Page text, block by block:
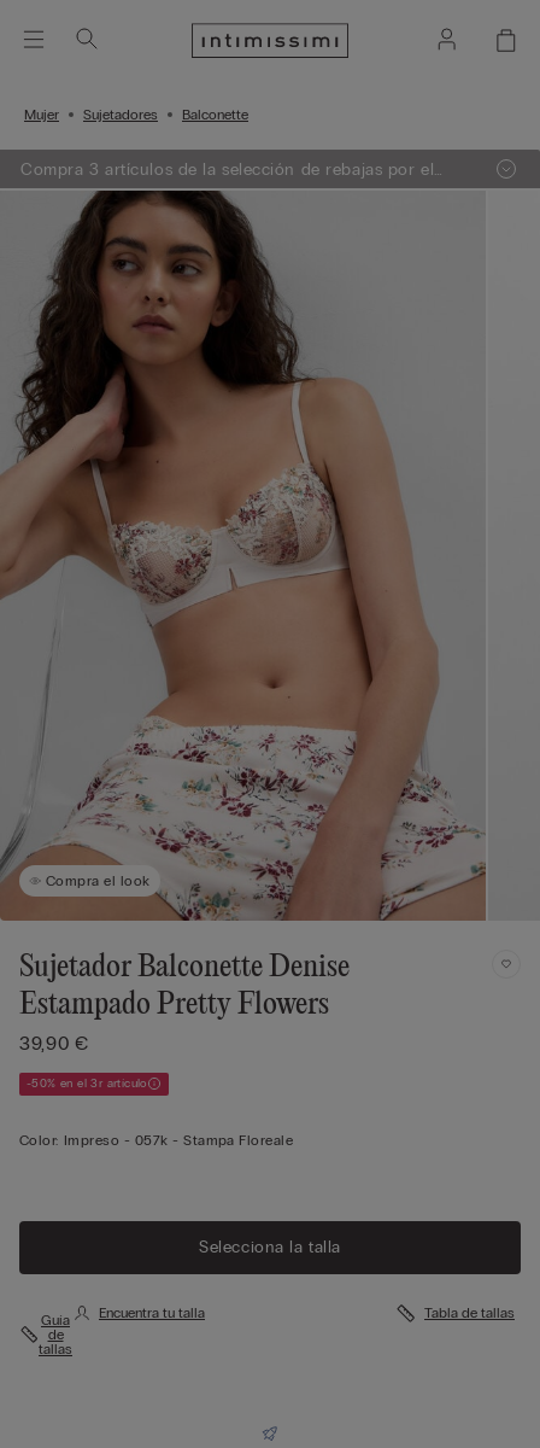
Mujer Sujetadores Balconette
Compra 3 artículos de la selección de rebajas por el
precio de 2. El descuento se aplicará automáticamente
en el carrito.
Compra el look
Sujetador Balconette Denise
Estampado Pretty Flowers
39,90 €
-50% en el 3r artículo
Color: Impreso - 057k - Stampa Floreale
Selecciona la talla
Guía
de
tallas
Encuentra tu talla Tabla de tallas